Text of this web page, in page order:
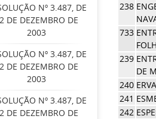
Nº 3.487, DE
DE DEZEMBRO DE
2003
Nº 3.487, DE
DE DEZEMBRO DE
2003
Nº 3.487, DE
DE DEZEMBRO DE
238
733
239
DE
240
241
242